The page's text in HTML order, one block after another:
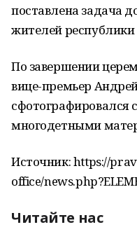
поставлена задача
жителей
По завершении
вице-премьер
многодетными
Источник: https://
office/
Читайте нас